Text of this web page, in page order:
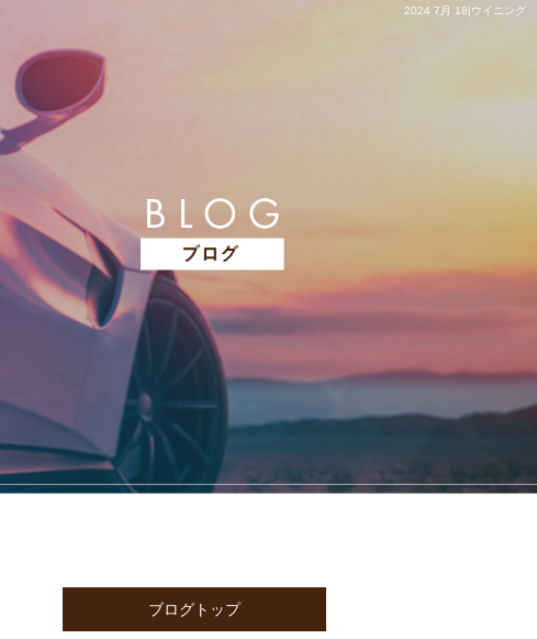
2024 7月 18|ウイニング
ブログトップ